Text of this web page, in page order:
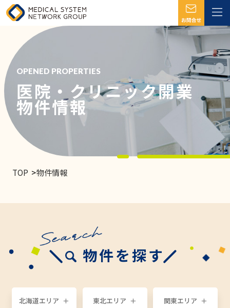
OPENED PROPERTIES
医院・クリニック開業
物件情報
TOP 物件情報
物件を探す
北海道エリア 東北エリア 関東エリア